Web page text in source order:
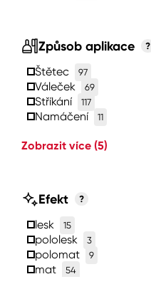
Způsob aplikace ?
Štětec 97
Váleček 69
Stříkání 117
Namáčení 11
Zobrazit více (5)
Efekt ?
lesk 15
pololesk 3
polomat 9
mat 54